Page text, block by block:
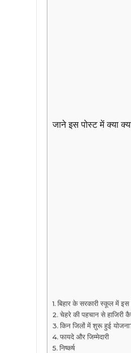
जाने इस पोस्ट में क्या
बिहार के सरकारी स्कूल में इस
चेहरे की पहचान से हाजिरी
किन जिलों में शुरू हुई
फायदे और जिम्मेदारी
निष्कर्ष